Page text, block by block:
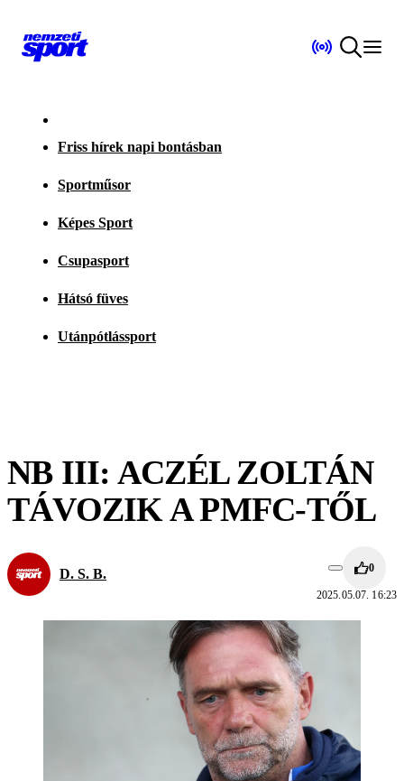
Friss hírek napi bontásban
Sportműsor
Képes Sport
Csupasport
Hátsó füves
Utánpótlássport
NB III: ACZÉL ZOLTÁN
TÁVOZIK A PMFC-TŐL
D. S. B. 0
2025.05.07. 16:23